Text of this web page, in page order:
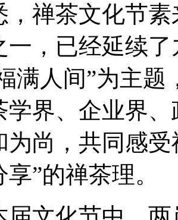
茶文化节素
一，已经延续
满人间”为主
学界、企业界
为尚，共同感
”的禅茶理。